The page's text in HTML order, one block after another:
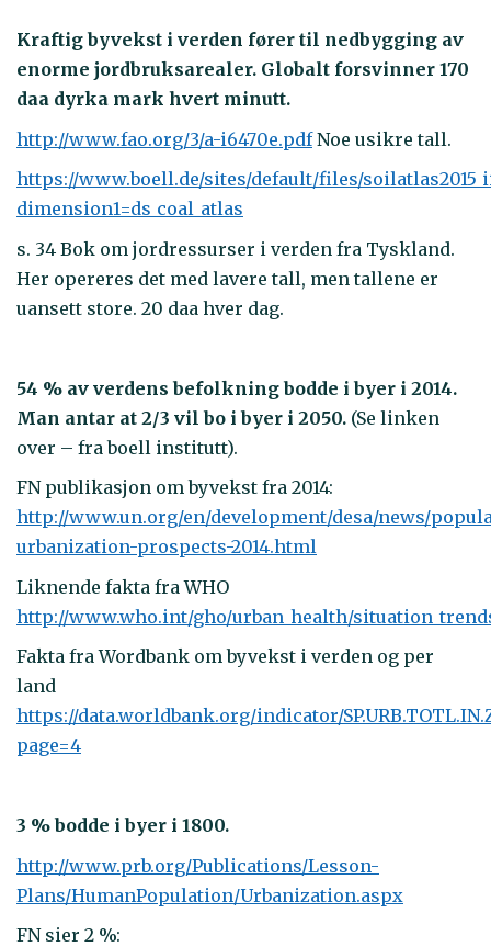
Kraftig byvekst i verden fører til nedbygging av
enorme jordbruksarealer. Globalt forsvinner 170
daa dyrka mark hvert minutt.
http://www.fao.org/3/a-i6470e.pdfNoe usikre tall.
https://www.boell.de/sites/default/files/
dimension1=ds_coal_atlas
s. 34 Bok om jordressurser i verden fra Tyskland.
Her opereres det med lavere tall, men tallene er
uansett store. 20 daa hver dag.
54 % av verdens befolkning bodde i byer i 2014.
Man antar at 2/3 vil bo i byer i 2050. (Se linken
over – fra boell institutt).
FN publikasjon om byvekst fra 2014:
http://www.un.org/en/development/desa/news/
urbanization-prospects-2014.html
Liknende fakta fra WHO
http://www.who.int/gho/urban_health/
Fakta fra Wordbank om byvekst i verden og per
land
https://data.worldbank.org/indicator/
page=4
3 % bodde i byer i 1800.
http://www.prb.org/Publications/Lesson-
Plans/HumanPopulation/Urbanization.aspx
FN sier 2 %: